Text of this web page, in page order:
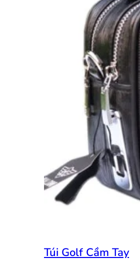
Túi Golf Cầm Tay